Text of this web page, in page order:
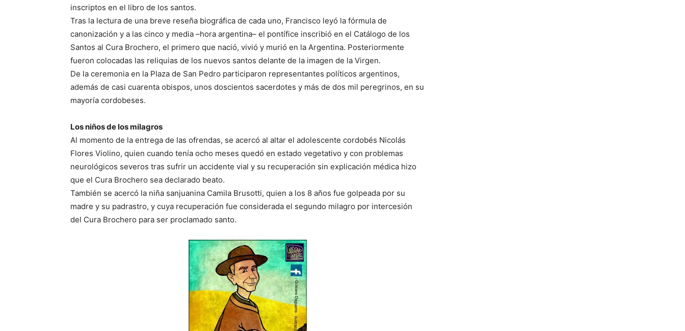
inscriptos en el libro de los santos.
Tras la lectura de una breve reseña biográfica de cada uno, Francisco leyó la fórmula de
canonización y a las cinco y media –hora argentina– el pontífice inscribió en el Catálogo de los
Santos al Cura Brochero, el primero que nació, vivió y murió en la Argentina. Posteriormente
fueron colocadas las reliquias de los nuevos santos delante de la imagen de la Virgen.
De la ceremonia en la Plaza de San Pedro participaron representantes políticos argentinos,
además de casi cuarenta obispos, unos doscientos sacerdotes y más de dos mil peregrinos, en su
mayoría cordobeses.
Los niños de los milagros
Al momento de la entrega de las ofrendas, se acercó al altar el adolescente cordobés Nicolás
Flores Violino, quien cuando tenía ocho meses quedó en estado vegetativo y con problemas
neurológicos severos tras sufrir un accidente vial y su recuperación sin explicación médica hizo
que el Cura Brochero sea declarado beato.
También se acercó la niña sanjuanina Camila Brusotti, quien a los 8 años fue golpeada por su
madre y su padrastro, y cuya recuperación fue considerada el segundo milagro por intercesión
del Cura Brochero para ser proclamado santo.